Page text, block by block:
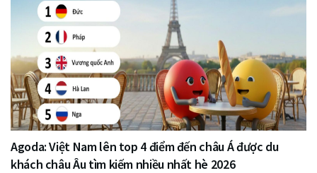
Agoda: Việt Nam lên top 4 điểm đến châu Á được du
khách châu Âu tìm kiếm nhiều nhất hè 2026